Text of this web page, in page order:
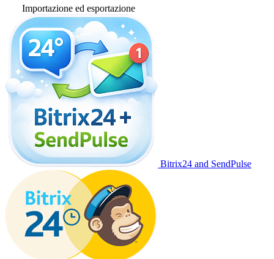
Importazione ed esportazione
Bitrix24 and SendPulse